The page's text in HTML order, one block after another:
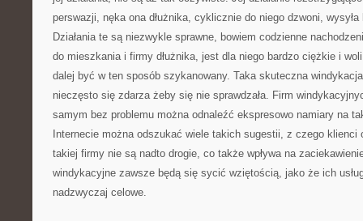
perswazji, nęka ona dłużnika, cyklicznie do niego dzwoni,
Działania te są niezwykle sprawne, bowiem codzienne
do mieszkania i firmy dłużnika, jest dla niego bardzo ciężkie i woli
dalej być w ten sposób szykanowany. Taka skuteczna
nieczęsto się zdarza żeby się nie sprawdzała. Firm
samym bez problemu można odnaleźć ekspresowo namiary na
Internecie można odszukać wiele takich sugestii, z czego klienci
takiej firmy nie są nadto drogie, co także wpływa na
windykacyjne zawsze będą się sycić wziętością, jako że ich
nadzwyczaj celowe.